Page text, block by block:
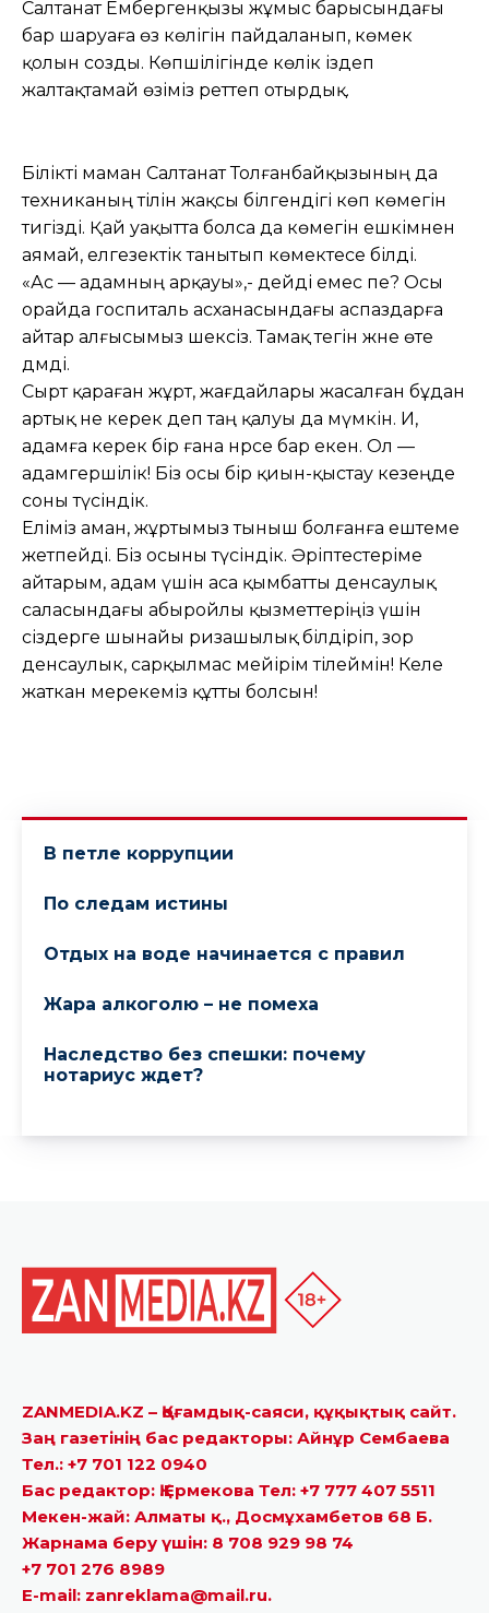
ZANMEDIA.KZ – Қоғамдық-саяси, құқықтық сайт.
Заң газетінің бас редакторы: Айнұр Сембаева
Тел.: +7 701 122 0940
Бас редактор: Қ.Ермекова Тел: +7 777 407 5511
Мекен-жай: Алматы қ., Досмұхамбетов 68 Б.
Жарнама беру үшін: 8 708 929 98 74
+7 701 276 8989
E-mail: zanreklama@mail.ru.